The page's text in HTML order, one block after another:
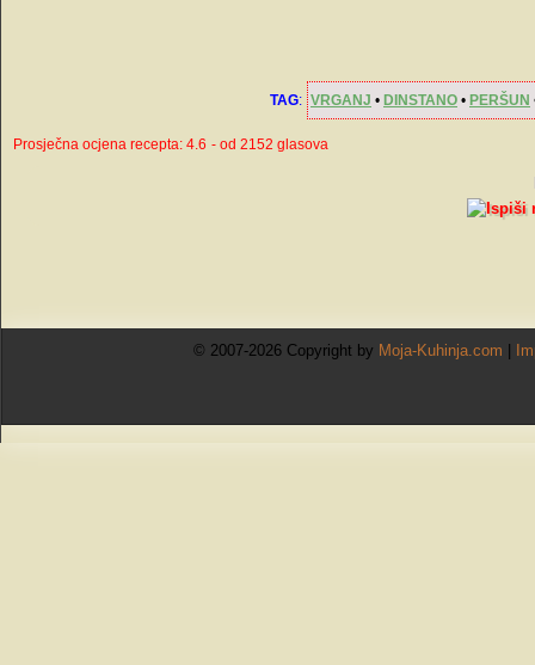
TAG: VRGANJ • DINSTANO • PERŠUN
Prosječna ocjena recepta: 4.6 - od 2152 glasova
© 2007-2026 Copyright by Moja-Kuhinja.com